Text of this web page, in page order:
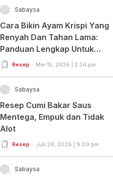
Sabaysa
Cara Bikin Ayam Krispi Yang
Renyah Dan Tahan Lama:
Panduan Lengkap Untuk
Pemula Dan Profesional
Resep Mei 15, 2026 | 2:34 pm
Sabaysa
Resep Cumi Bakar Saus
Mentega, Empuk dan Tidak
Alot
Resep Juli 26, 2026 | 9:09 pm
Sabaysa